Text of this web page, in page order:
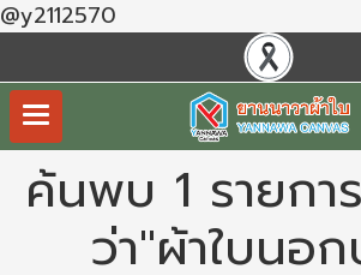
@y2112570
ค้นพบ 1 รายกา
ว่า"ผ้าใบนอ